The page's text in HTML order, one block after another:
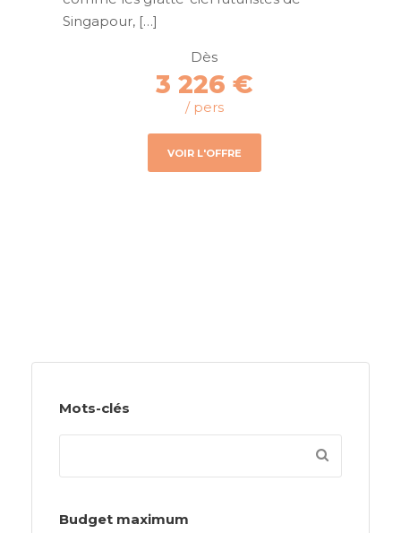
Singapour, […]
Dès
3 226 €
/ pers
VOIR L'OFFRE
Mots-clés
Budget maximum